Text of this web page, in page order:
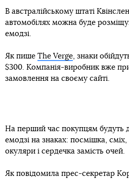
В австралійському штаті
автомобілях можна буде
емодзі.
Як пише The Verge, знаки
$300. Компанія-виробник вже
замовлення на своєму сайті.
На перший час покупцям будуть
емодзі на знаках: посмішка,
окуляри і сердечка замість очей.
Як повідомила прес-секретар